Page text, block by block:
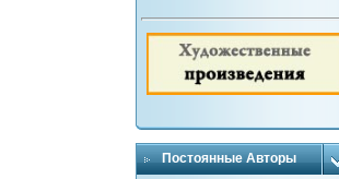
Постоянные Авторы